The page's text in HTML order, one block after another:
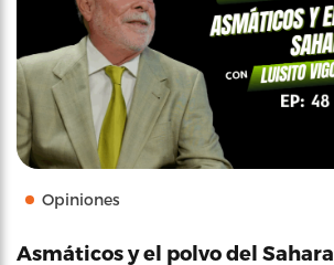
Opiniones
Asmáticos y el polvo del Sahara